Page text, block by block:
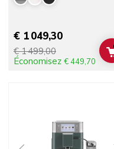
€ 1 049,30
€ 1 499,00
Économisez € 449,70